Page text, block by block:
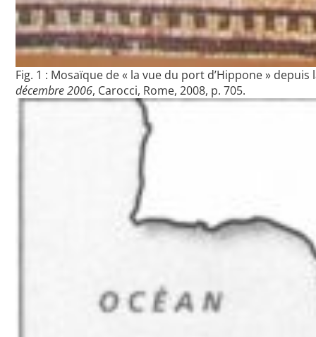
Fig. 1 : Mosaïque de « la vue du port d’Hippone »
décembre 2006, Carocci, Rome, 2008, p. 705.